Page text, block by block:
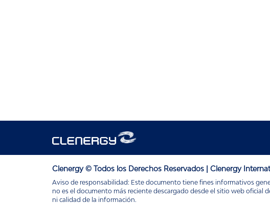
Clenergy © Todos los Derechos Reservados | Clenergy
Aviso de responsabilidad: Este documento tiene fines informativos
no es el documento más reciente descargado desde el sitio web oficial
ni calidad de la información.